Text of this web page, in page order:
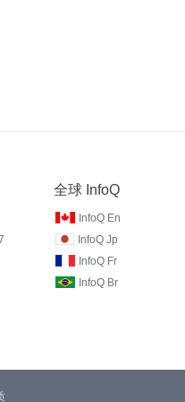
全球 InfoQ
InfoQ En
InfoQ Jp
InfoQ Fr
InfoQ Br